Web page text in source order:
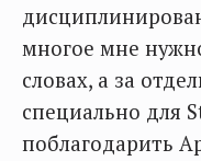
многое мне
словах, а за
специально для
поблагодарить